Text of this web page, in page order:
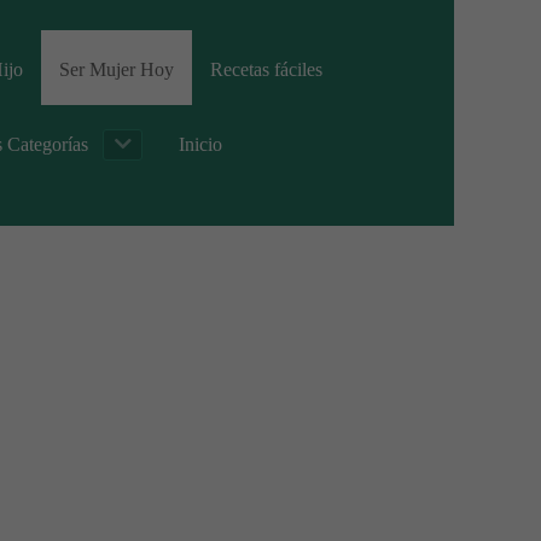
Ser Mujer Hoy Recetas fáciles
Categorías Inicio